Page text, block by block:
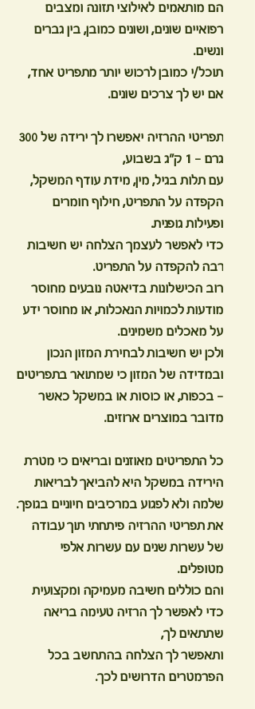
הם מותאמים לאילוצי תזונה ומצבים
רפואיים שונים, ושונים כמובן, בין גברים
ונשים.
תוכל/י כמובן לרכוש יותר מתפריט אחד,
אם יש לך צרכים שונים.
תפריטי ההרזיה יאפשרו לך ירידה של 300
גרם – 1 ק"ג בשבוע,
עם תלות בגיל, מין, מידת עודף המשקל,
הקפדה על התפריט, חילוף חומרים
ופעילות גופנית.
כדי לאפשר לעצמך הצלחה יש חשיבות
רבה להקפדה על התפריט.
רוב הכישלונות בדיאטה נובעים מחוסר
מודעות לכמויות הנאכלות, או מחוסר ידע
על מאכלים משמינים.
ולכן יש חשיבות לבחירת המזון הנכון
ובמדידה של המזון כי שמתואר בתפריטים
– בכפות, או כוסות או במשקל כאשר
מדובר במוצרים ארוזים.
כל התפריטים מאוזנים ובריאים כי מטרת
הירידה במשקל היא להביאך לבריאות
שלמה ולא לפגוע במרכיבים חיוניים בגופך.
את תפריטי ההרזיה פיתחתי תוך עבודה
של עשרות שנים עם עשרות אלפי
מטופלים.
והם כוללים חשיבה מעמיקה ומקצועית
כדי לאפשר לך הרזיה טעימה בריאה
שתתאים לך,
ותאפשר לך הצלחה בהתחשב בכל
הפרמטרים הדרושים לכך.